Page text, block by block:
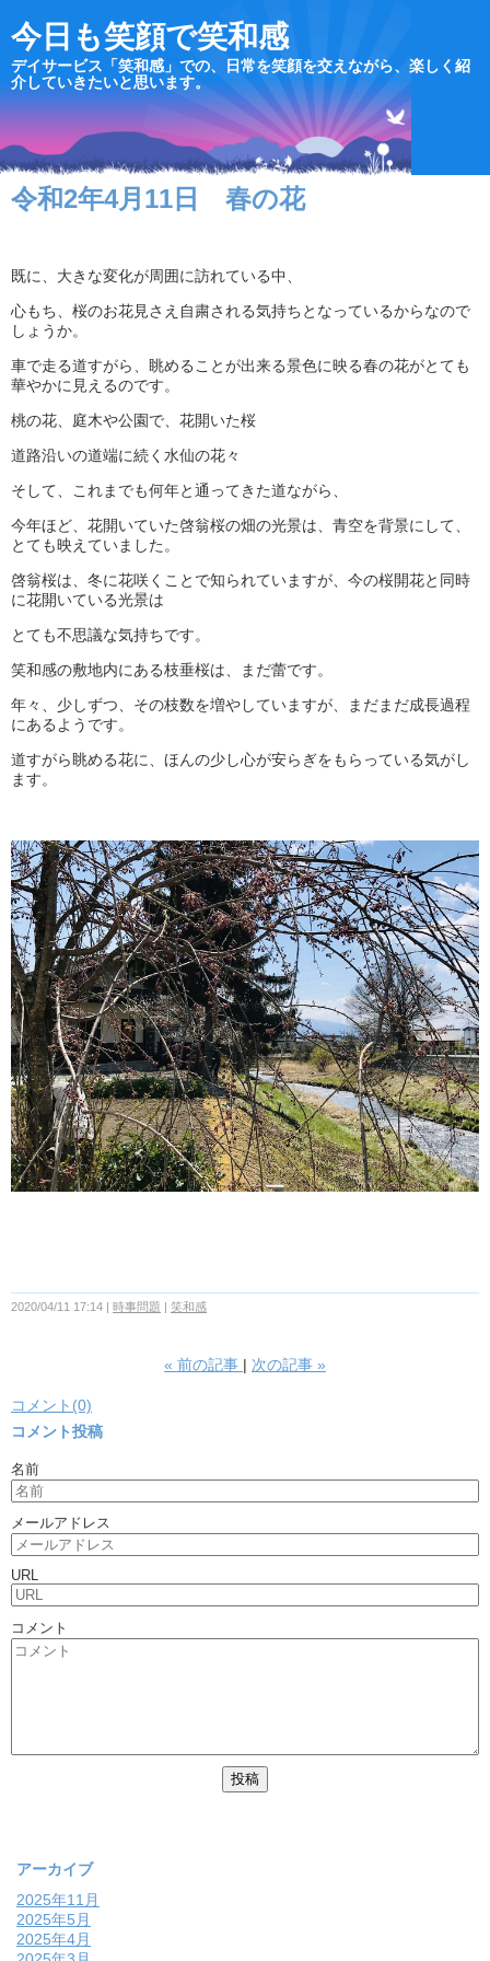
今日も笑顔で笑和感
デイサービス「笑和感」での、日常を笑顔を交えながら、楽しく紹
介していきたいと思います。
令和2年4月11日 春の花
既に、大きな変化が周囲に訪れている中、
心もち、桜のお花見さえ自粛される気持ちとなっているからなので
しょうか。
車で走る道すがら、眺めることが出来る景色に映る春の花がとても
華やかに見えるのです。
桃の花、庭木や公園で、花開いた桜
道路沿いの道端に続く水仙の花々
そして、これまでも何年と通ってきた道ながら、
今年ほど、花開いていた啓翁桜の畑の光景は、青空を背景にして、
とても映えていました。
啓翁桜は、冬に花咲くことで知られていますが、今の桜開花と同時
に花開いている光景は
とても不思議な気持ちです。
笑和感の敷地内にある枝垂桜は、まだ蕾です。
年々、少しずつ、その枝数を増やしていますが、まだまだ成長過程
にあるようです。
道すがら眺める花に、ほんの少し心が安らぎをもらっている気がし
ます。
2020/04/11 17:14 時事問題 笑和感
« 前の記事 次の記事 »
コメント(0)
コメント投稿
名前
メールアドレス
URL
コメント
アーカイブ
2025年11月
2025年5月
2025年4月